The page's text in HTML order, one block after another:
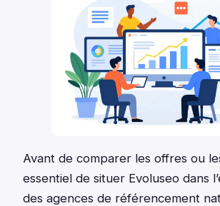
Avant de comparer les offres ou
essentiel de situer Evoluseo dans
des agences de référencement